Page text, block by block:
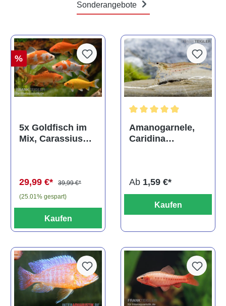
Sonderangebote
%
5x Goldfisch im
Mix, Carassius
29,99 €*
39,99 €*
(25.01% gespart)
Kaufen
Amanogarnele,
Caridina
Ab 1,59 €*
Kaufen